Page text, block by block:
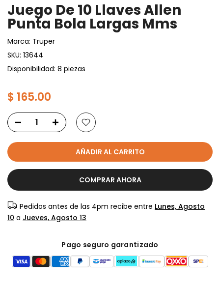
Juego De 10 Llaves Allen
Punta Bola Largas Mms
Marca: Truper
SKU: 13644
Disponibilidad: 8 piezas
$ 165.00
AÑADIR AL CARRITO
COMPRAR AHORA
Pedidos antes de las 4pm recibe entre Lunes, Agosto
10 a Jueves, Agosto 13
Pago seguro garantizado